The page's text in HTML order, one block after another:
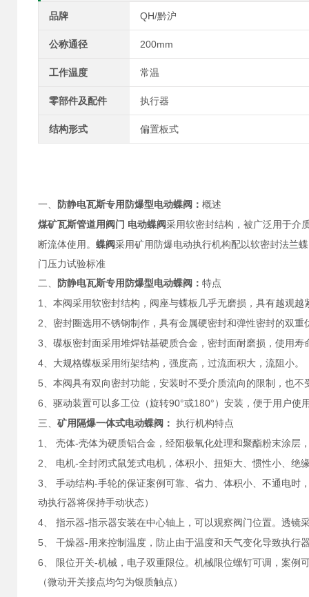
品牌 QH/黔沪
公称通径 200mm
工作温度 常温
零部件及配件 执行器
结构形式 偏置板式
一、 防静电瓦斯专用防爆型电动蝶阀 ： 概述
煤矿瓦斯管道用阀门 电动蝶阀采用软密封结构，被广泛用于介
断流体使用。 蝶阀采用矿用防爆电动执行机构配以软密封法兰
门压力试验标准
二、
防静电瓦斯专用防爆型电动蝶阀： 特点
1 、本阀采用软密封结构，阀座与蝶板几乎无磨损，具有越观越
2、密封圈选用不锈钢制作，具有金属硬密封和弹性密封的双
3、碟板密封面采用堆焊钴基硬质合金，密封面耐磨损，使用寿
4、大规格蝶板采用绗架结构，强度高，过流面积大，流阻小。
5、本阀具有双向密封功能，安装时不受介质流向的限制，也
6、驱动装置可以多工位（旋转90°或180° ）安装，便于用户使
三、 矿用隔爆一体式电动蝶阀 ： 执行机构特点
1 、 壳体-壳体为硬质铝合金，经阳极氧化处理和聚酯粉末涂层
2、 电机-全封闭式鼠笼式电机，体积小、扭矩大、惯性小、绝
3、 手动结构-手轮的保证案例可靠、省力、体积小、不通电时
动执行器将保持手动状态）
4、 指示器-指示器安装在中心轴上，可以观察阀门位置。透镜
5、 干燥器-用来控制温度，防止由于温度和天气变化导致执行
6、 限位开关-机械，电子双重限位。机械限位螺钉可调，案例
（微动开关接点均匀为银质触点）